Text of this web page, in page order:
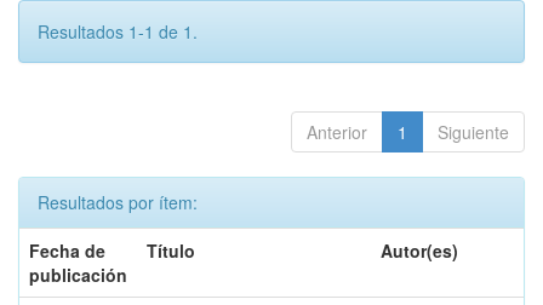
Resultados 1-1 de 1.
Anterior 1 Siguiente
Resultados por ítem:
Fecha de
publicación
Título Autor(es)